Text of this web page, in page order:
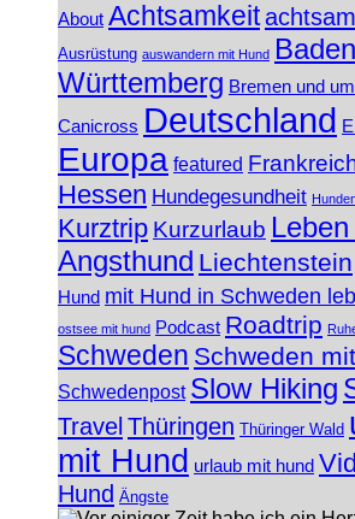
About Achtsamkeit
Ausrüstung auswandern mit Hund
Württemberg Bremen und
Canicross Deutschland
Europa featured
Hessen Hundegesundheit
Kurztrip Kurzurlaub
Angsthund Liechtenstein
Hund mit Hund in Schweden
ostsee mit hund Podcast Roadtrip
Schweden Schweden
Schwedenpost Slow Hiking
Travel Thüringen Thüringer Wald
mit Hund urlaub mit hund
Hund Ängste